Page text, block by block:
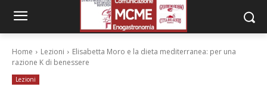
Home Lezioni
Elisabetta Moro e la dieta mediterranea: per una
razione K di benessere
Lezioni